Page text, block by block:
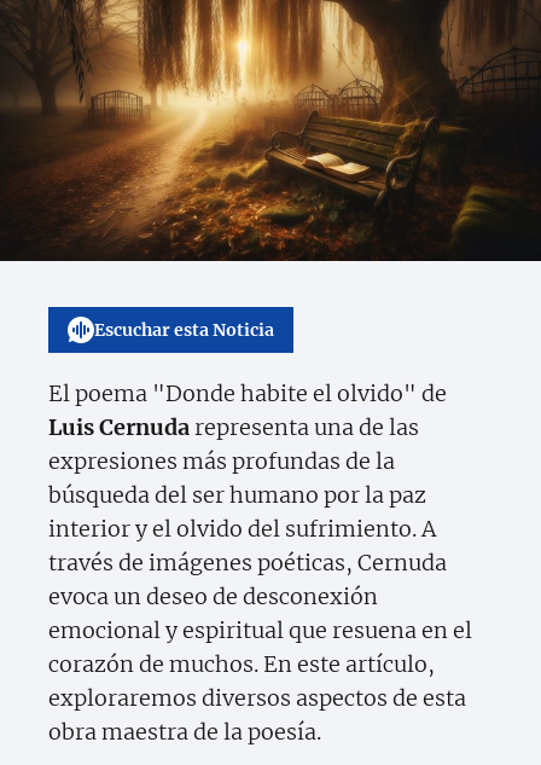
Escuchar esta Noticia
El poema "Donde habite el olvido" de
Luis Cernudarepresenta una de las
expresiones más profundas de la
búsqueda del ser humano por la paz
interior y el olvido del sufrimiento. A
través de imágenes poéticas, Cernuda
evoca un deseo de desconexión
emocional y espiritual que resuena en el
corazón de muchos. En este artículo,
exploraremos diversos aspectos de esta
obra maestra de la poesía.